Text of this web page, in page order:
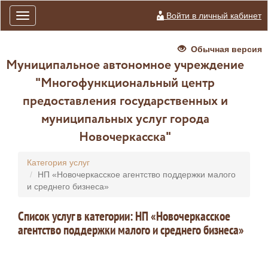
Toggle
navigation
Войти в личный кабинет
Обычная версия
Муниципальное автономное учреждение
"Многофункциональный центр
предоставления государственных и
муниципальных услуг города
Новочеркасска"
Категория услуг
НП «Новочеркасское агентство поддержки малого
и среднего бизнеса»
Список услуг в категории: НП «Новочеркасское
агентство поддержки малого и среднего бизнеса»